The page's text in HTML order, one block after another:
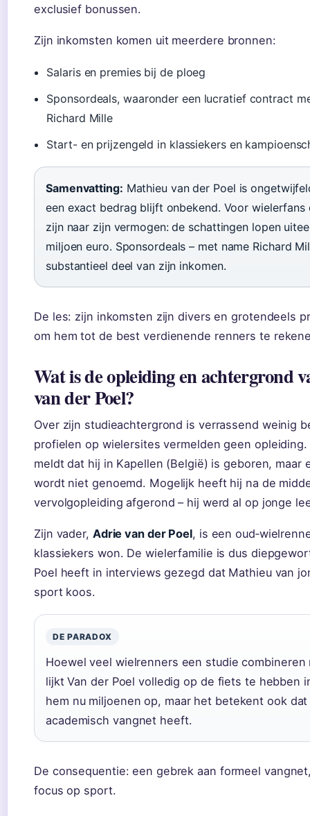
exclusief bonussen.
Zijn inkomsten komen uit meerdere bronnen:
Salaris en premies bij de ploeg
Sponsordeals, waaronder een lucratief contract
Richard Mille
Start- en prijzengeld in klassiekers en
Samenvatting: Mathieu van der Poel is
een exact bedrag blijft onbekend. Voor wielerfans
zijn naar zijn vermogen: de schattingen lopen
miljoen euro. Sponsordeals – met name Richard
substantieel deel van zijn inkomen.
De les: zijn inkomsten zijn divers en grotendeels
om hem tot de best verdienende renners te
Wat is de opleiding en achtergrond
van der Poel?
Over zijn studieachtergrond is verrassend weinig
profielen op wielersites vermelden geen
meldt dat hij in Kapellen (België) is geboren, maar
wordt niet genoemd. Mogelijk heeft hij na de
vervolgopleiding afgerond – hij werd al op jonge
Zijn vader, Adrie van der Poel, is een
klassiekers won. De wielerfamilie is dus
Poel heeft in interviews gezegd dat Mathieu van
sport koos.
DE PARADOX
Hoewel veel wielrenners een studie
lijkt Van der Poel volledig op de fiets te hebben
hem nu miljoenen op, maar het betekent ook
academisch vangnet heeft.
De consequentie: een gebrek aan formeel
focus op sport.